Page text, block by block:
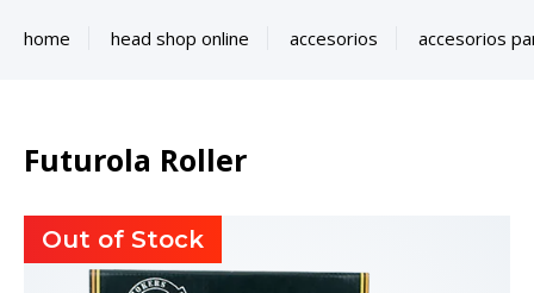
home head shop online accesorios accesorios
Futurola Roller
Out of Stock